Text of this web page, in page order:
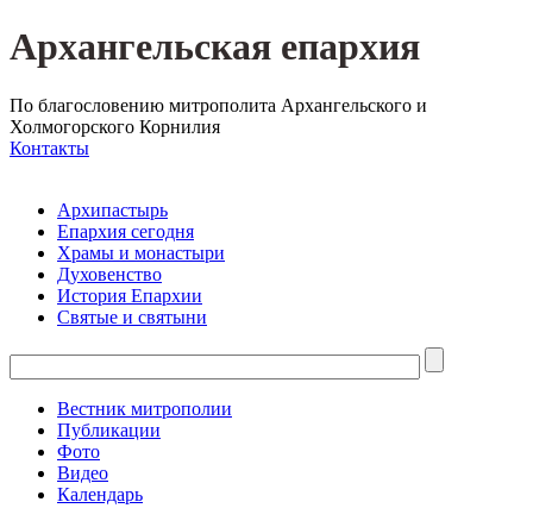
Архангельская епархия
По благословению митрополита Архангельского и
Холмогорского Корнилия
Контакты
Архипастырь
Епархия сегодня
Храмы и монастыри
Духовенство
История Епархии
Святые и святыни
Вестник митрополии
Публикации
Фото
Видео
Календарь